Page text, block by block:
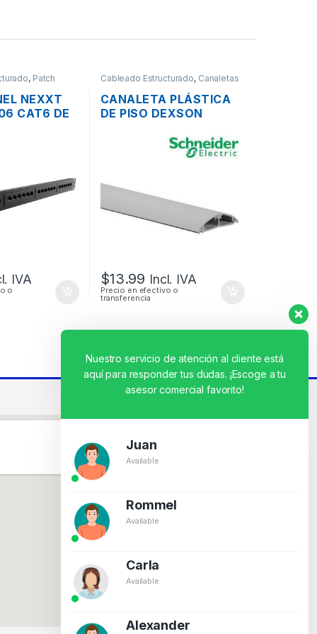
, Patch
NEXXT
CAT6 DE
IVA
o
Cableado Estructurado, Canaletas
CANALETA PLÁSTICA
DE PISO DEXSON
DIVISION PVC 60 X 13
$13.99 Incl. IVA
Precio en efectivo o
transferencia
Nuestro servicio de atención al cliente está
aquí para responder tus dudas. ¡Escoge a tu
asesor comercial favorito!
Juan
Available
Rommel
Available
Carla
Available
Alexander